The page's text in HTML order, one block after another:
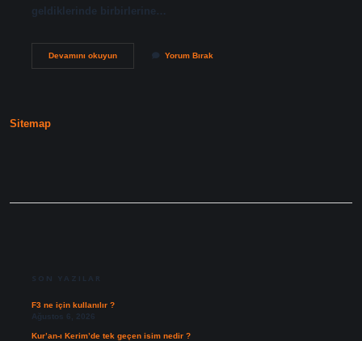
geldiklerinde birbirlerine…
Devamını okuyunIslamda
Yorum Bırak
Sitemap
SON YAZILAR
F3 ne için kullanılır ?
Ağustos 6, 2026
Kur’an-ı Kerim’de tek geçen isim nedir ?